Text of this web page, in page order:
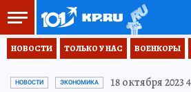
НОВОСТИ ТОЛЬКО У НАС ВОЕНКОРЫ
НОВОСТИ ЭКОНОМИКА 18 октября 2023